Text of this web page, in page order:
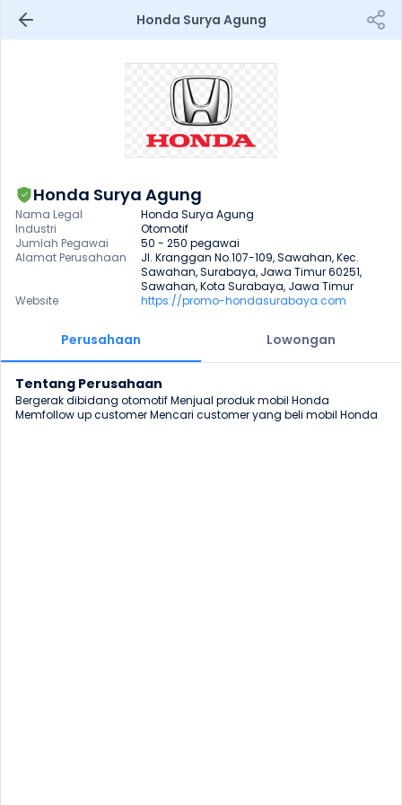
Honda Surya Agung
Honda Surya Agung
Nama Legal
Honda Surya Agung
Industri
Otomotif
Jumlah Pegawai
50 - 250 pegawai
Alamat Perusahaan
Jl. Kranggan No.107-109, Sawahan, Kec.
Sawahan, Surabaya, Jawa Timur 60251,
Sawahan, Kota Surabaya, Jawa Timur
Website
https://promo-hondasurabaya.com
Perusahaan Lowongan
Tentang Perusahaan
Bergerak dibidang otomotif Menjual produk mobil Honda
Memfollow up customer Mencari customer yang beli mobil Honda